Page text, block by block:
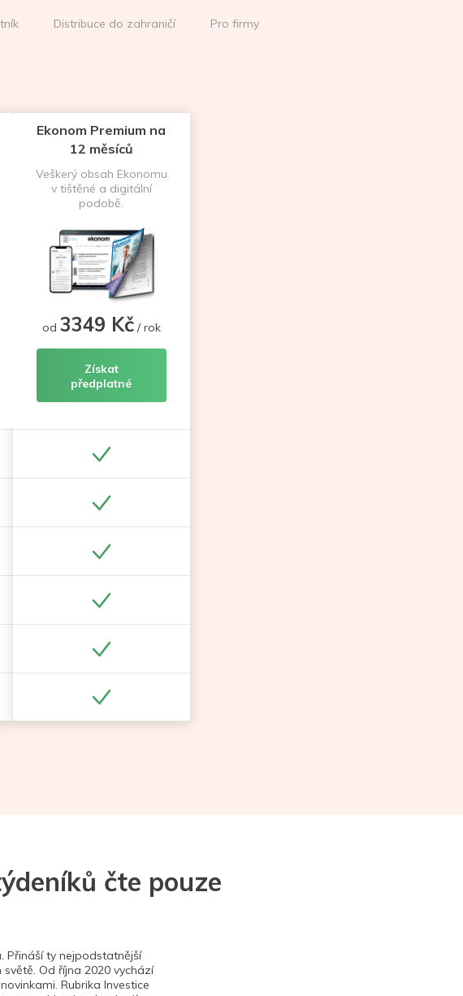
Distribuce do zahraničí Pro firmy
Ekonom Premium na
12 měsíců
Veškerý obsah Ekonomu
v tištěné a digitální
podobě.
od 3349 Kč/ rok
Získat
předplatné
čte pouze
Přináší ty nejpodstatnější
Od října 2020 vychází
Rubrika Investice